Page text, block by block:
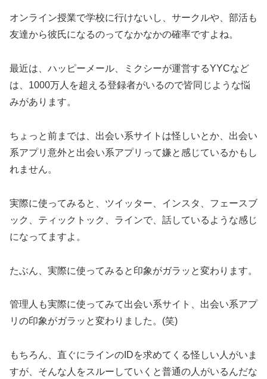
オンライン授業で学校に行けないし、サークルや、部活も
友達から彼氏になるのってなかなかの確率ですよね。
最近は、ハッピーメール、ミクシーが運営するYYCなど
は、1000万人を超える登録者がいるので皆同じような悩
みがあります。
ちょっと前までは、出会い系サイトは怪しいとか、出会い
系アプリ意外と出会い系アプリって嫌と感じているかもし
れません。
実際に使ってみると、ツイッター、インスタ、フェースブ
ック、ティックトック、ラインで、話しているような感じ
になってますよ。
たぶん、実際に使ってみると印象がガラッと変わります。
管理人も実際に使ってみて出会い系サイト、出会い系アプ
リの印象がガラッと変わりました。(笑)
もちろん、直ぐにラインのIDを求めてくる怪しい人がいま
すが、そんな人をスルーしていくと普通の人がいるんだな